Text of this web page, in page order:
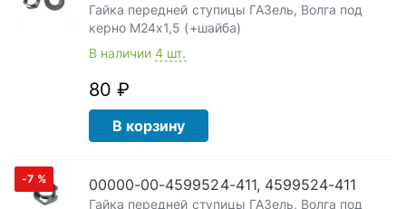
Гайка передней ступицы ГАЗель, Волга под
керно М24х1,5 (+шайба)
В наличии 4 шт.
80 ₽
В корзину
-7 % 00000-00-4599524-411, 4599524-411
Гайка передней ступицы ГАЗель, Волга под